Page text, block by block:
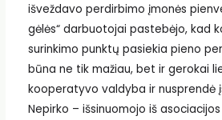
išveždavo perdirbimo įmonės
gėlės“ darbuotojai pastebėjo, kad
surinkimo punktų pasiekia pieno
būna ne tik mažiau, bet ir gerokai
kooperatyvo valdyba ir nusprendė
Nepirko – išsinuomojo iš asociacijos